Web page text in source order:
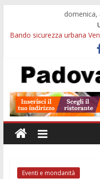
domenica,
Bando sicurezza urbana
Restauro 2026, chiuse le
nuove competenze in Veneto
Calici di Stelle
Notizie di Padova alle ore
antidroga e siccità
Notizie di Padova alle ore
Limena e progetto Cool Shop
Eventi e mondanità